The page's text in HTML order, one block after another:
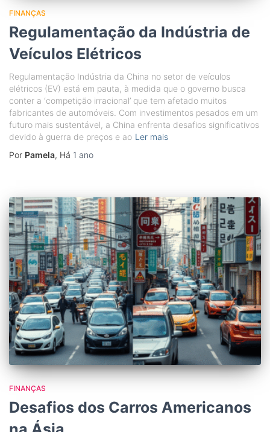
FINANÇAS
Regulamentação da Indústria de
Veículos Elétricos
Regulamentação Indústria da China no setor de veículos
elétricos (EV) está em pauta, à medida que o governo busca
conter a ‘competição irracional’ que tem afetado muitos
fabricantes de automóveis. Com investimentos pesados em um
futuro mais sustentável, a China enfrenta desafios significativos
devido à guerra de preços e ao Ler mais
Por Pamela, Há 1 ano
FINANÇAS
Desafios dos Carros Americanos